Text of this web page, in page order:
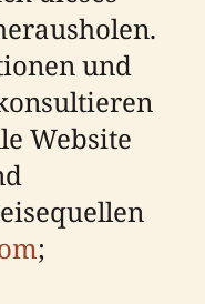
und
Website
;